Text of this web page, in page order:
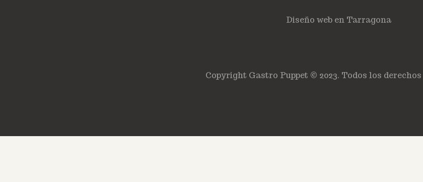
Diseño web en Tarragona
Copyright Gastro Puppet © 2023. Todos los